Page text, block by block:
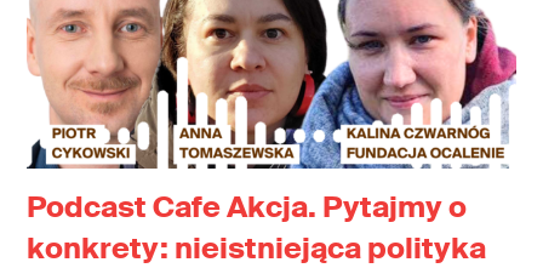
Podcast Cafe Akcja. Pytajmy o
konkrety: nieistniejąca polityka